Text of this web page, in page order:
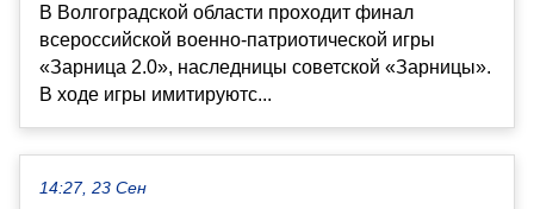
В Волгоградской области проходит финал
всероссийской военно-патриотической игры
«Зарница 2.0», наследницы советской «Зарницы».
В ходе игры имитируютс...
14:27, 23 Сен